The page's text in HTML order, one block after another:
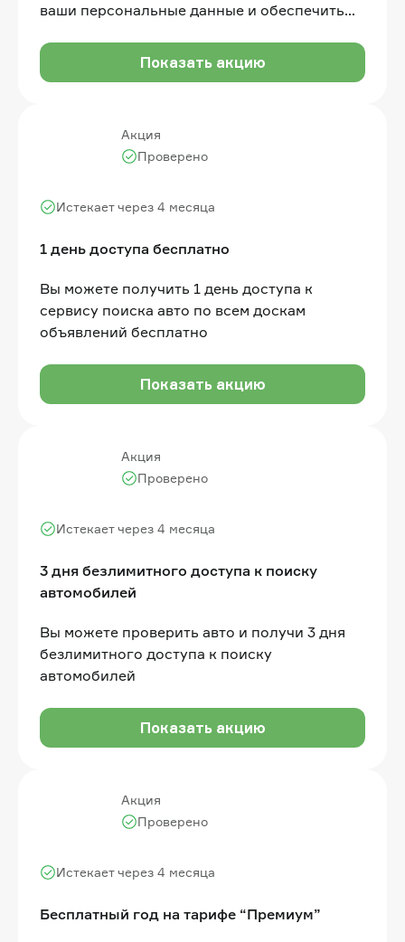
ваши персональные данные и обеспечить
Показать акцию
Акция
1 день доступа бесплатно
Истекает через 4 месяца
Проверено
Вы можете получить 1 день доступа к
сервису поиска авто по всем доскам
объявлений бесплатно
Показать акцию
Акция
3 дня безлимитного доступа к поиску
автомобилей
Истекает через 4 месяца
Проверено
Вы можете проверить авто и получи 3 дня
безлимитного доступа к поиску
автомобилей
Показать акцию
Акция
Бесплатный год на тарифе “Премиум”
Истекает через 4 месяца
Проверено